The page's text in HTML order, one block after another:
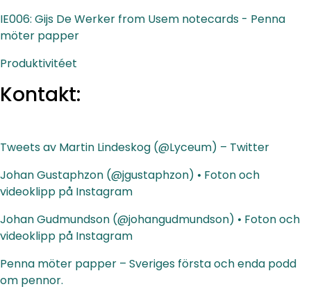
IE006: Gijs De Werker from Usem notecards - Penna
möter papper
Produktivitéet
Kontakt:
Tweets av Martin Lindeskog (@Lyceum) – Twitter
Johan Gustaphzon (@jgustaphzon) • Foton och
videoklipp på Instagram
Johan Gudmundson (@johangudmundson) • Foton och
videoklipp på Instagram
Penna möter papper – Sveriges första och enda podd
om pennor.